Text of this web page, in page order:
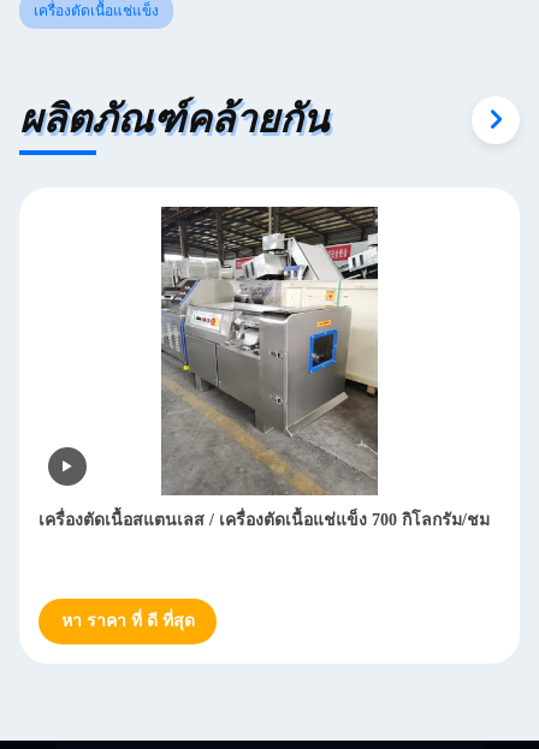
เครื่องตัดเนื้อแช่แข็ง
ผลิตภัณฑ์คล้ายกัน
เครื่องตัดเนื้อสแตนเลส / เครื่องตัดเนื้อแช่แข็ง 700 กิโลกรัม/ชม
หา ราคา ที่ ดี ที่สุด